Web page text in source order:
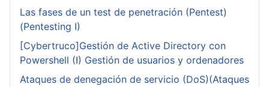
Las fases de un test de penetración (Pentest)
(Pentesting I)
[Cybertruco]Gestión de Active Directory con
Powershell (I) Gestión de usuarios y ordenadores
Ataques de denegación de servicio (DoS)(Ataques